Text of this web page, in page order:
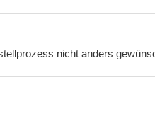
nicht anders